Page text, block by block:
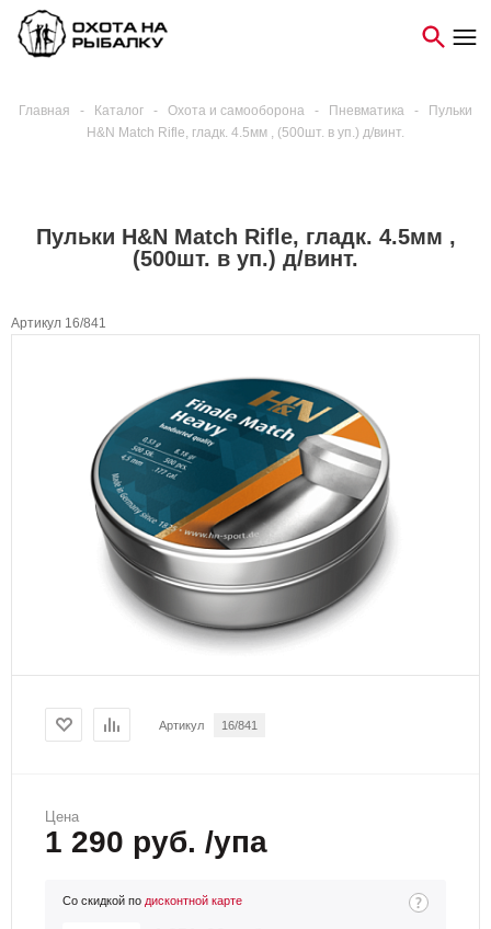
Главная - Каталог - Охота и самооборона - Пневматика -
Пульки
H&N Match Rifle, гладк. 4.5мм , (500шт. в уп.) д/винт.
Пульки H&N Match Rifle, гладк. 4.5мм ,
(500шт. в уп.) д/винт.
Артикул 16/841
Артикул 16/841
Цена
1 290 руб. /упа
Со скидкой по дисконтной карте